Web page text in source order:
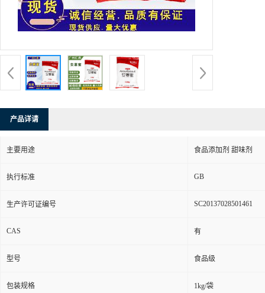
产品详请
主要用途 食品添加剂 甜味剂
执行标准 GB
生产许可证编号 SC20137028501461
CAS 有
型号 食品级
包装规格 1kg/袋